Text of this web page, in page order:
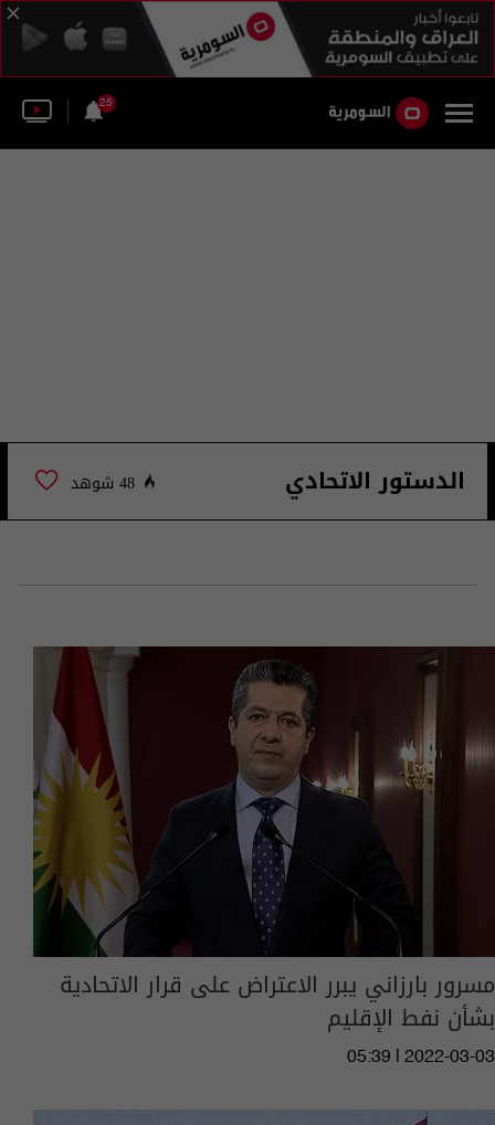
25
الدستور الاتحادي 48 شوهد
مسرور بارزاني يبرر الاعتراض على قرار الاتحادية
بشأن نفط الإقليم
05:39 | 2022-03-03